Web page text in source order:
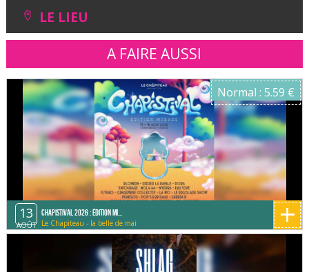
LE LIEU
A FAIRE AUSSI
Normal : 5.59 €
13
AOÛT
CHAPISTIVAL 2026 : ÉDITION MI...
Le Chapiteau - la belle de mai +